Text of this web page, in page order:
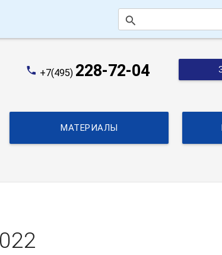
search
phone +7(495) 228-72-04
МАТЕРИАЛЫ